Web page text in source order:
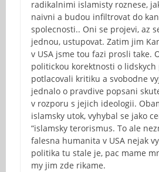
radikalnimi islamisty roznese,
naivni a budou infiltrovat do
spolecnosti.. Oni se projevi, az
jednou, ustupovat. Zatim jim
v USA jsme tou fazi prosli take.
politickou korektnosti o lidskych
potlacovali kritiku a svobodne
jednalo o pravdive popsani
v rozporu s jejich ideologii.
islamsky utok, vyhybal se jako
“islamsky terorismus. To ale
falesna humanita v USA nejak
politika tu stale je, pac mame
my jim zde rikame.